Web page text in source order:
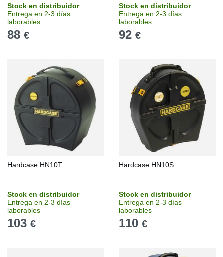
Stock en distribuidor
Entrega en 2-3 días
laborables
88 €
Stock en distribuidor
Entrega en 2-3 días
laborables
92 €
Hardcase HN10T
Stock en distribuidor
Entrega en 2-3 días
laborables
103 €
Hardcase HN10S
Stock en distribuidor
Entrega en 2-3 días
laborables
110 €